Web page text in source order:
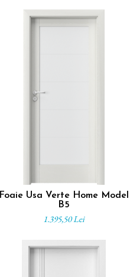
Foaie Usa Verte Home Model
B5
1.395,50 Lei